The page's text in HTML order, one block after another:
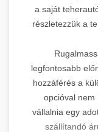
a saját
részletezzük a
legfontosabb
hozzáférés a
opcióval nem
vállalnia egy
szállítandó